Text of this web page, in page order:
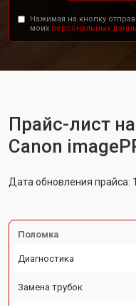
Нажимая на кнопку
моих персональных
Прайс-лист
Canon
Дата обновления прайса:
Поломка
Диагностика
Замена трубок